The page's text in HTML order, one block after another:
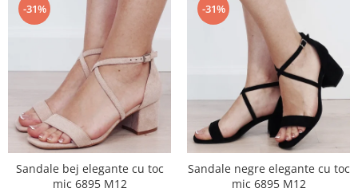
-31%
Sandale bej elegante cu toc
mic 6895 M12
-31%
Sandale negre elegante cu toc
mic 6895 M12